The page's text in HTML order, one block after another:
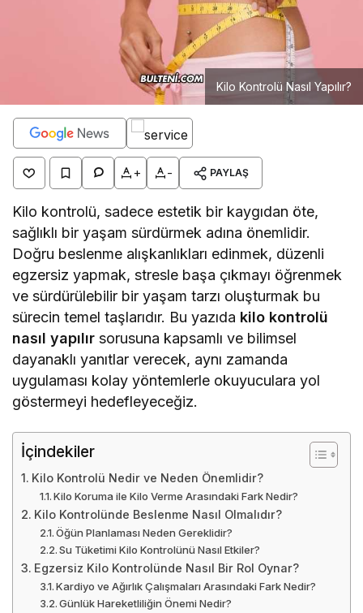
Kilo Kontrolü Nasıl Yapılır?
+ - PAYLAŞ
Kilo kontrolü, sadece estetik bir kaygıdan öte,
sağlıklı bir yaşam sürdürmek adına önemlidir.
Doğru beslenme alışkanlıkları edinmek, düzenli
egzersiz yapmak, stresle başa çıkmayı öğrenmek
ve sürdürülebilir bir yaşam tarzı oluşturmak bu
sürecin temel taşlarıdır. Bu yazıda kilo kontrolü
nasıl yapılır sorusuna kapsamlı ve bilimsel
dayanaklı yanıtlar verecek, aynı zamanda
uygulaması kolay yöntemlerle okuyuculara yol
göstermeyi hedefleyeceğiz.
İçindekiler
Kilo Kontrolü Nedir ve Neden Önemlidir?
Kilo Koruma ile Kilo Verme Arasındaki Fark Nedir?
Kilo Kontrolünde Beslenme Nasıl Olmalıdır?
Öğün Planlaması Neden Gereklidir?
Su Tüketimi Kilo Kontrolünü Nasıl Etkiler?
Egzersiz Kilo Kontrolünde Nasıl Bir Rol Oynar?
Kardiyo ve Ağırlık Çalışmaları Arasındaki Fark Nedir?
Günlük Hareketliliğin Önemi Nedir?